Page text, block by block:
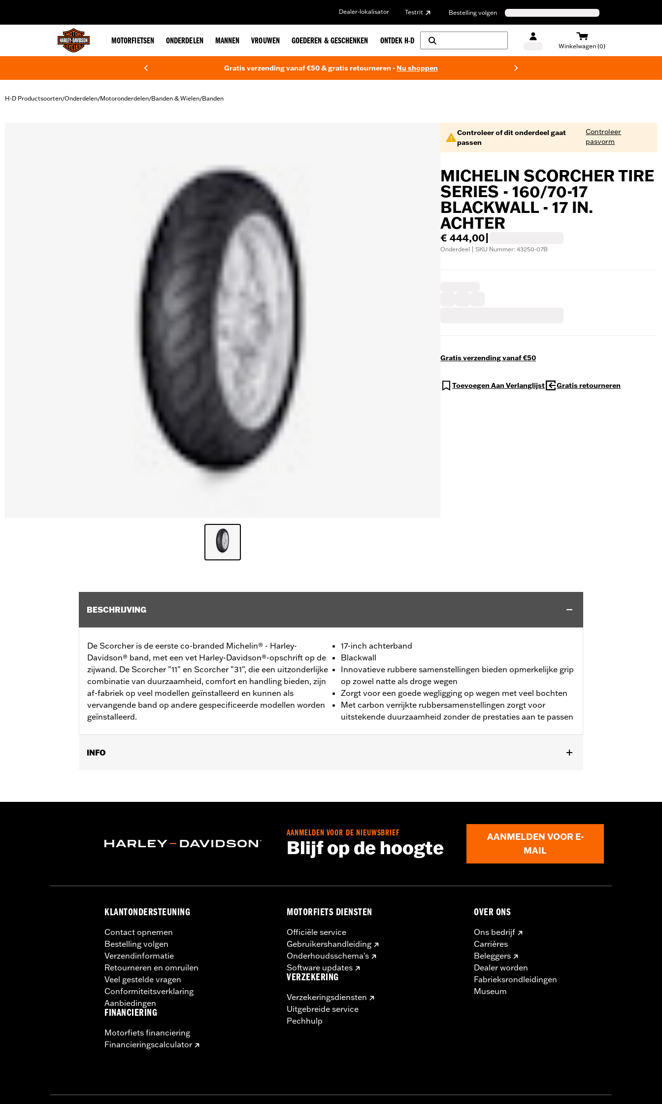
Dealer-lokalisator Testrit Bestelling volgen
MOTORFIETSEN ONDERDELEN MANNEN VROUWEN GOEDEREN & GESCHENKEN ONTDEK H-D
Winkelwagen (0)
Gratis verzending vanaf €50 & gratis retourneren - Nu shoppen
H-D Productsoorten/Onderdelen/Motoronderdelen/Banden & Wielen/Banden
Controleer of dit onderdeel gaat
passen
Controleer
pasvorm
MICHELIN SCORCHER TIRE
SERIES - 160/70-17
BLACKWALL - 17 IN.
ACHTER
€ 444,00
Onderdeel | SKU Nummer: 43250-07B
Gratis verzending vanaf €50
Toevoegen Aan Verlanglijst Gratis retourneren
BESCHRIJVING
De Scorcher is de eerste co-branded Michelin® - Harley-
Davidson® band, met een vet Harley-Davidson®-opschrift op de
zijwand. De Scorcher "11" en Scorcher "31", die een uitzonderlijke
combinatie van duurzaamheid, comfort en handling bieden, zijn
af-fabriek op veel modellen geïnstalleerd en kunnen als
vervangende band op andere gespecificeerde modellen worden
geïnstalleerd.
17-inch achterband
Blackwall
Innovatieve rubbere samenstellingen bieden opmerkelijke grip
op zowel natte als droge wegen
Zorgt voor een goede wegligging op wegen met veel bochten
Met carbon verrijkte rubbersamenstellingen zorgt voor
uitstekende duurzaamheid zonder de prestaties aan te passen
INFO
Per stuk verkocht:Elk
Bandenmaat:160/70B17
NOTITIES: Harley-Davidson raadt het gebruik van goedgekeurde Michelin- en Dunlop-binnenbanden en -velgen aan.
AANMELDEN VOOR DE NIEUWSBRIEF
Blijf op de hoogte
AANMELDEN VOOR E-
MAIL
KLANTONDERSTEUNING
Contact opnemen
Bestelling volgen
Verzendinformatie
Retourneren en omruilen
Veel gestelde vragen
Conformiteitsverklaring
Aanbiedingen
FINANCIERING
Motorfiets financiering
Financieringscalculator
MOTORFIETS DIENSTEN
Officiële service
Gebruikershandleiding
Onderhoudsschema's
Software updates
VERZEKERING
Verzekeringsdiensten
Uitgebreide service
Pechhulp
OVER ONS
Ons bedrijf
Carrières
Beleggers
Dealer worden
Fabrieksrondleidingen
Museum